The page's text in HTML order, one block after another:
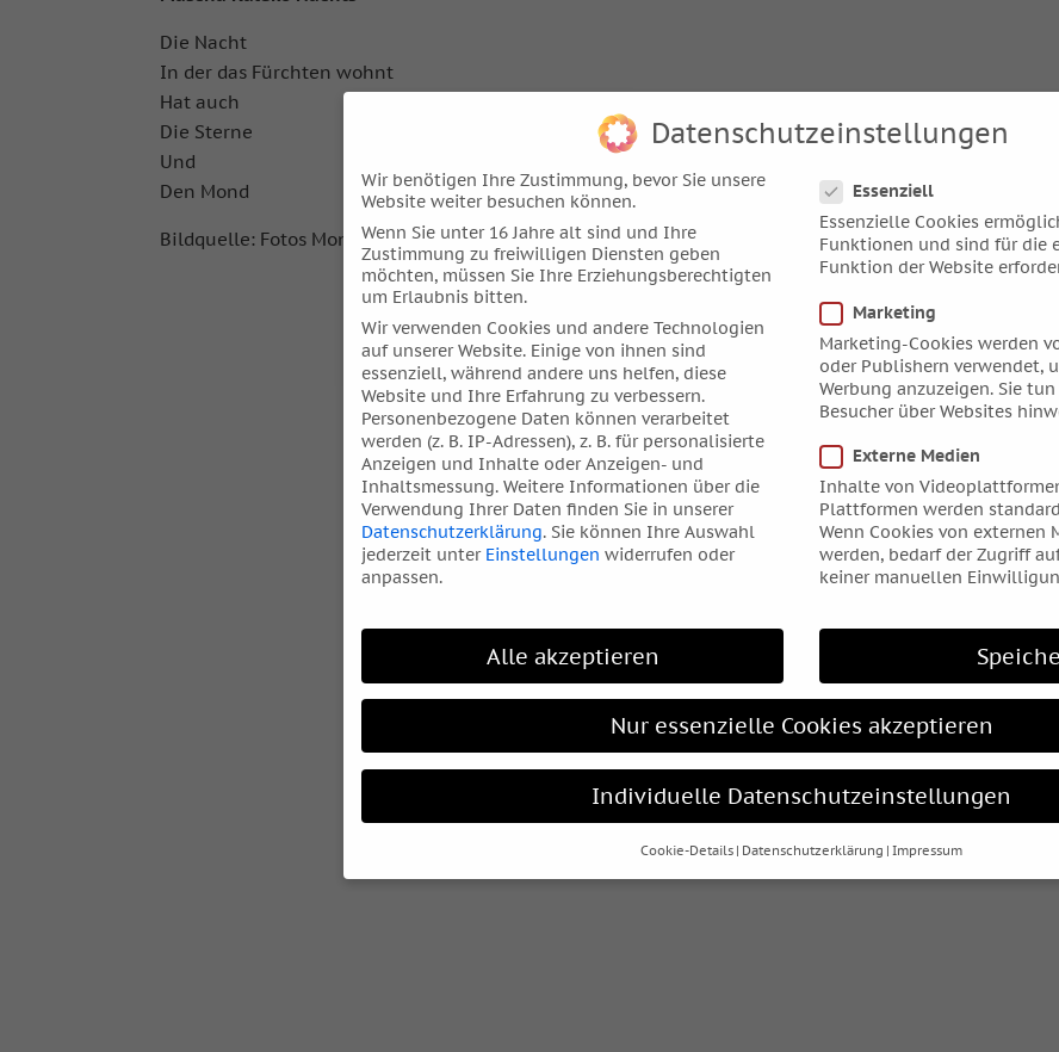
Die Nacht
In der das Fürchten wohnt
Hat auch
Die Sterne
Und
Den Mond
Bildquelle: Fotos Monika Meer
Datenschutzeinstellungen
Wir benötigen Ihre Zustimmung, bevor Sie unsere
Website weiter besuchen können.
Wenn Sie unter 16 Jahre alt sind und Ihre
Zustimmung zu freiwilligen Diensten geben
möchten, müssen Sie Ihre Erziehungsberechtigten
um Erlaubnis bitten.
Wir verwenden Cookies und andere Technologien
auf unserer Website. Einige von ihnen sind
essenziell, während andere uns helfen, diese
Website und Ihre Erfahrung zu verbessern.
Personenbezogene Daten können verarbeitet
werden (z. B. IP-Adressen), z. B. für personalisierte
Anzeigen und Inhalte oder Anzeigen- und
Inhaltsmessung. Weitere Informationen über die
Verwendung Ihrer Daten finden Sie in unserer
Datenschutzerklärung. Sie können Ihre Auswahl
jederzeit unter Einstellungen widerrufen oder
anpassen.
Essenziell
Essenzielle Cookies
Funktionen und sind für die
Funktion der Website
Marketing
Marketing-Cookies werden
oder Publishern verwendet,
Werbung anzuzeigen. Sie
Besucher über Websites
Externe Medien
Inhalte von
Plattformen werden
Wenn Cookies von externen
werden, bedarf der Zugriff
keiner manuellen
Alle akzeptieren
Nur essenzielle Cookies akzeptieren
Individuelle Datenschutzeinstellungen
Cookie-Details Datenschutzerklärung Impressum
Datenschutzeinstellungen
können verarbeitet werden (z. B. IP-Adressen), z. B. für personalisierte Anzeigen und